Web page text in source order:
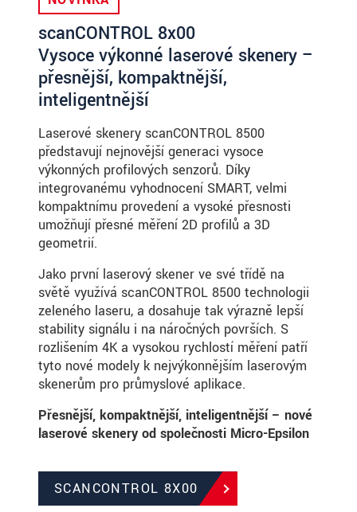
scanCONTROL 8x00
Vysoce výkonné laserové skenery –
přesnější, kompaktnější,
inteligentnější
Laserové skenery scanCONTROL 8500
představují nejnovější generaci vysoce
výkonných profilových senzorů. Díky
integrovanému vyhodnocení SMART, velmi
kompaktnímu provedení a vysoké přesnosti
umožňují přesné měření 2D profilů a 3D
geometrií.
Jako první laserový skener ve své třídě na
světě využívá scanCONTROL 8500 technologii
zeleného laseru, a dosahuje tak výrazně lepší
stability signálu i na náročných površích. S
rozlišením 4K a vysokou rychlostí měření patří
tyto nové modely k nejvýkonnějším laserovým
skenerům pro průmyslové aplikace.
Přesnější, kompaktnější, inteligentnější – nové
laserové skenery od společnosti Micro-Epsilon
SCANCONTROL 8X00